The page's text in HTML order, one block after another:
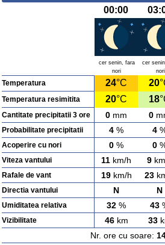
00:00
cer senin, fara
nori
cer
nori
Temperatura 24°C 20
Temperatura resimitita 20°C 18
Cantitate precipitatii 3 ore 0 mm 0
Probabilitate precipitatii 4 % 4
Acoperire cu nori 0 % 0
Viteza vantului 11 km/h 9
Rafale de vant 19km/h 23
Directia vantului N N
Umiditatea relativa 32 % 43
Vizibilitate 46km 33
Nr. ore cu soare: